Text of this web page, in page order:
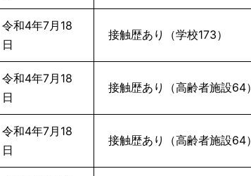
令和4年7月18
日
接触歴あり（学校173）
令和4年7月18
日
接触歴あり（高齢者施設64）
令和4年7月18
日
接触歴あり（高齢者施設64）